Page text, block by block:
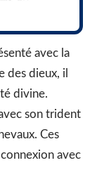
avec la
des dieux, il
divine.
son trident
Ces
avec